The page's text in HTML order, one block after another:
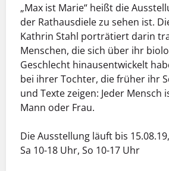
„Max ist Marie“ heißt die
der Rathausdiele zu sehen ist.
Kathrin Stahl porträtiert darin
Menschen, die sich über ihr
Geschlecht hinausentwickelt
bei ihrer Tochter, die früher ihr
und Texte zeigen: Jeder Mensch
Mann oder Frau.
Die Ausstellung läuft bis
Sa 10-18 Uhr, So 10-17 Uhr
Anklicken um die